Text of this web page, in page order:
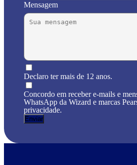
Mensagem
Declaro ter mais de 12 anos.
Concordo em receber e-mails e
WhatsApp da Wizard e marcas
privacidade.